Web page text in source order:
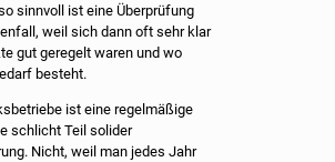
sinnvoll ist eine Überprüfung
weil sich dann oft sehr klar
gut geregelt waren und wo
besteht.
ist eine regelmäßige
schlicht Teil solider
Nicht, weil man jedes Jahr